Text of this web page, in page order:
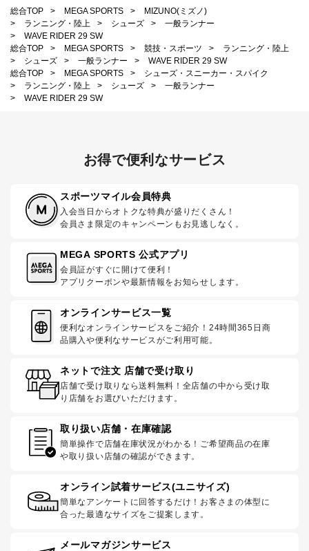
総合TOP > MEGA SPORTS >
MIZUNO(ミズノ)
>
ランニング・陸上 > シューズ >
一般ランナー
>
WAVE RIDER 29 SW
総合TOP
> MEGA SPORTS > 競技・スポーツ >
ランニング・陸上
>
シューズ > 一般ランナー >
WAVE RIDER 29 SW
総合TOP
> MEGA SPORTS >
シューズ・スニーカー・スパイク
>
ランニング・陸上 > シューズ >
一般ランナー
>
WAVE RIDER 29 SW
お得で便利なサービス
スポーツマイル会員特典
入会当日からオトクな特典が盛りだくさん！
会員さま限定のキャンペーンもお見逃しなく。
MEGA SPORTS 公式アプリ
会員証がすぐに開けて便利！
アプリクーポンや最新情報をお知らせします。
オンラインサービス一覧
便利なオンラインサービスをご紹介！24時間365日商
品購入や便利なサービスがご利用可能。
ネットで注文 店舗で受け取り
店舗で受け取りなら送料無料！全店舗の中から受け取
り店舗をお選びいただけます。
取り扱い店舗・在庫確認
簡単操作で店舗在庫状況がわかる！ご希望商品の在庫
や取り扱い店舗の確認ができます。
オンライン試着サービス(ユニサイズ)
簡単なアンケートに回答するだけ！お客さまの体型に
合った最適なサイズをご提案します。
メールマガジンサービス